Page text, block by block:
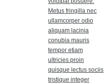
Metus fringilla nec
ullamcorper odio
aliquam lacinia
conubia mauris
tempor etiam
ultricies proin
quisque lectus sociis
tristique integer